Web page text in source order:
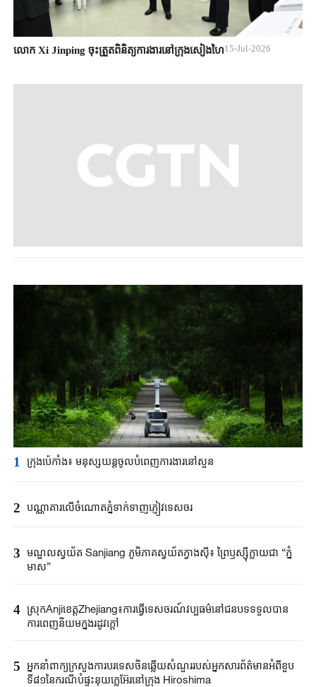
លោក Xi Jinping ចុះត្រួតពិនិត្យការងារនៅក្រុងសៀងហៃ15-Jul-2026
1 ក្រុងប៉េកាំង​៖ មនុស្សយន្ត​ចូលបំពេញ​ការងារនៅសួន​​
2 បណ្ណាគារលើចំណោតភ្នំទាក់ទាញភ្ញៀវទេសចរ
3 មណ្ឌលស្វយ័ត Sanjiang ភូមិភាគស្វយ័តក្វាងស៊ី៖ ព្រៃឫស្ស៊ីក្លាយជា “ភ្នំ
មាស”
4 ស្រុកAnjiខេត្តZhejiang៖ការធ្វើទេសចរណ៍វប្បធម៌នៅជនបទទទួលបាន
ការពេញនិយមក្នុងរដូវក្តៅ
5 អ្នកនាំពាក្យ​ក្រសួងការបរទេស​ចិនឆ្លើយសំណួរ​របស់​អ្នកសារព័ត៌មាន​អំពីខួប​
ទី៨១នៃ​ករណី​បំផ្ទុះនុយក្លេអ៊ែរ​នៅក្រុង ​Hiroshima ​